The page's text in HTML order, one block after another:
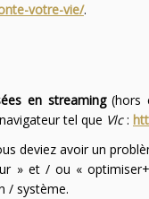
votre-vie/.
en streaming(hors
tel que Vlc:
deviez avoir un
» et / ou «
/ système.